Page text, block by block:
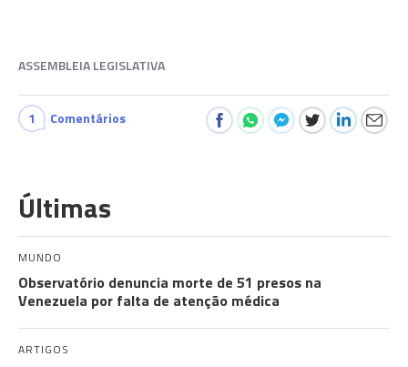
ASSEMBLEIA LEGISLATIVA
1 Comentários
Últimas
MUNDO
Observatório denuncia morte de 51 presos na
Venezuela por falta de atenção médica
ARTIGOS